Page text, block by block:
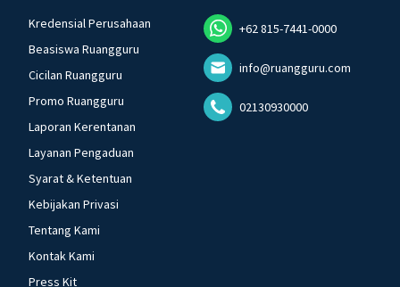
Kredensial Perusahaan
Beasiswa Ruangguru
Cicilan Ruangguru
Promo Ruangguru
Laporan Kerentanan
Layanan Pengaduan
Syarat & Ketentuan
Kebijakan Privasi
Tentang Kami
Kontak Kami
Press Kit
+62 815-7441-0000
info@ruangguru.com
02130930000